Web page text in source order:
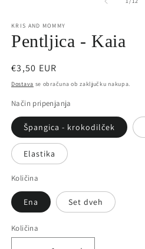
KRIS AND MOMMY
Pentljica - Kaia
Redna
cena
€3,50 EUR
Dostava se obračuna ob zaključku nakupa.
Način pripenjanja
Špangica - krokodilček
Elastika
Količina
Ena Set dveh
Količina
Količina